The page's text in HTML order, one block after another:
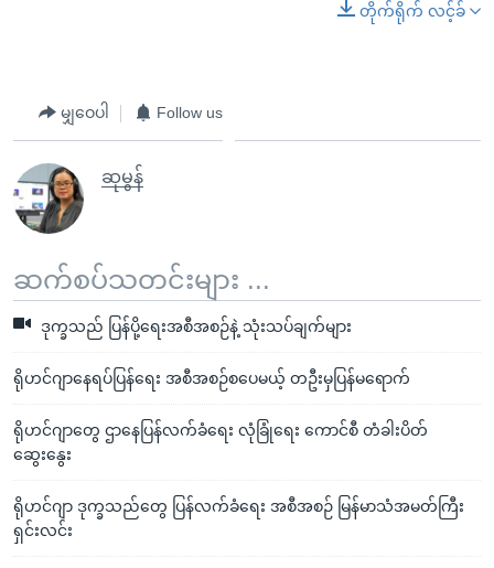
တိုက်ရိုက် လင့်ခ်
မျှဝေပါ Follow us
ဆုမွန်
ဆက်စပ်သတင်းများ ...
ဒုက္ခသည် ပြန်ပို့ရေးအစီအစဉ်နဲ့ သုံးသပ်ချက်များ
ရိုဟင်ဂျာနေရပ်ပြန်ရေး အစီအစဉ်စပေမယ့် တဦးမှပြန်မရောက်
ရိုဟင်ဂျာတွေ ဌာနေပြန်လက်ခံရေး လုံခြုံရေး ကောင်စီ တံခါးပိတ်
ဆွေးနွေး
ရိုဟင်ဂျာ ဒုက္ခသည်တွေ ပြန်လက်ခံရေး အစီအစဉ် မြန်မာသံအမတ်ကြီး
ရှင်းလင်း